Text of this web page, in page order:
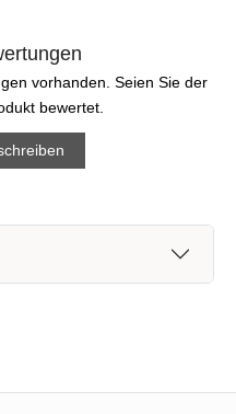
vorhanden. Seien Sie der
bewertet.